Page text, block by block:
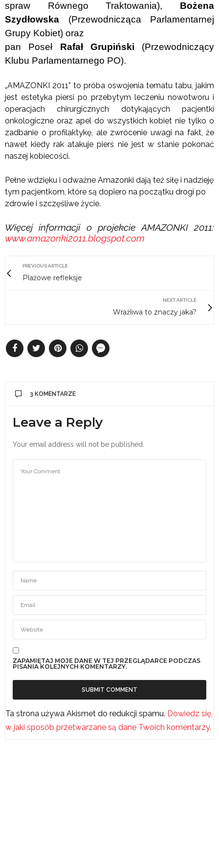
spraw Równego Traktowania), Bożena
Szydłowska (Przewodnicząca Parlamentarnej
Grupy Kobiet) oraz
pan Poseł Rafał Grupiński (Przewodniczący
Klubu Parlamentarnego PO).
„AMAZONKI 2011” to próba oswojenia tematu tabu, jakim
jest estetyka piersi po przebytym leczeniu nowotworu i
operacjach chirurgicznych dotykających pacjentki
onkologiczne oraz apel do wszystkich kobiet nie tylko o
zadbanie o profilaktykę, ale zwrócenie uwagi na fakt, że
nawet kiedy rak atakuje pierś nie jest w stanie pokonać
naszej kobiecości.
Pełne wdzięku i odważne Amazonki dają też siłę i nadzieję
tym pacjentkom, które są dopiero na początku drogi po
zdrowie i szczęśliwe życie.
Więcej informacji o projekcie AMAZONKI 2011:
www.amazonki2011.blogspot.com
PREVIOUS ARTICLE
Plażowe refleksje
NEXT ARTICLE
Wrażliwa to znaczy jaka?
3 KOMENTARZE
Leave a Reply
Your email address will not be published.
ZAPAMIĘTAJ MOJE DANE W TEJ PRZEGLĄDARCE PODCZAS
PISANIA KOLEJNYCH KOMENTARZY.
Ta strona używa Akismet do redukcji spamu. Dowiedz się,
w jaki sposób przetwarzane są dane Twoich komentarzy.